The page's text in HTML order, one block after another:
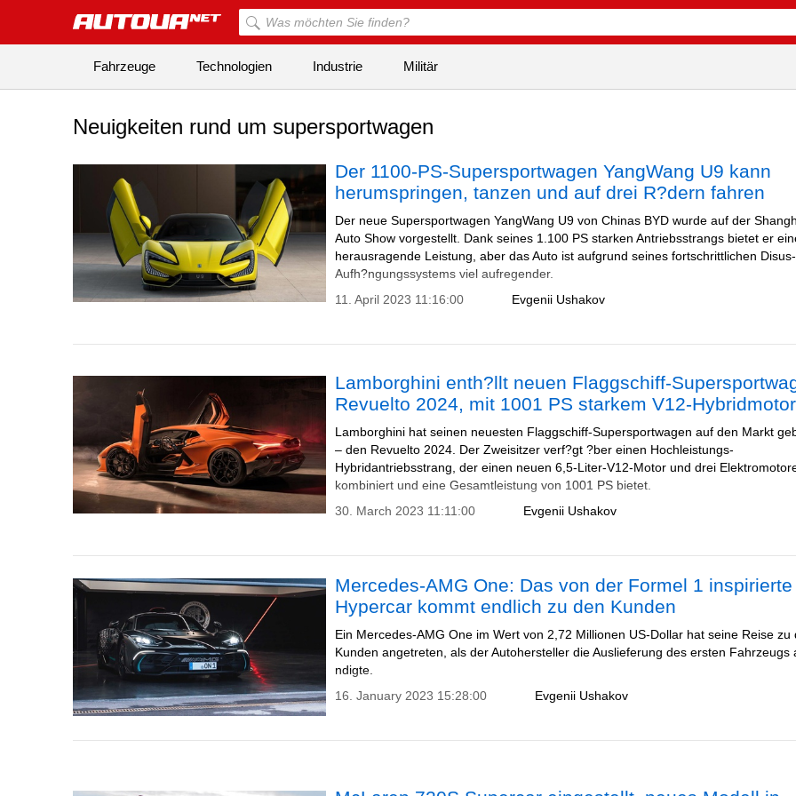
Fahrzeuge Technologien Industrie Militär
Neuigkeiten rund um supersportwagen
Der 1100-PS-Supersportwagen YangWang U9 kann
herumspringen, tanzen und auf drei R?dern fahren
Der neue Supersportwagen YangWang U9 von Chinas BYD wurde auf der
Auto Show vorgestellt. Dank seines 1.100 PS starken Antriebsstrangs bietet er
herausragende Leistung, aber das Auto ist aufgrund seines fortschrittlichen
Aufh?ngungssystems viel aufregender.
Evgenii Ushakov
11. April 2023 11:16:00
Lamborghini enth?llt neuen Flaggschiff-
Revuelto 2024, mit 1001 PS starkem V12-Hybridmotor
Lamborghini hat seinen neuesten Flaggschiff-Supersportwagen auf den Markt
– den Revuelto 2024. Der Zweisitzer verf?gt ?ber einen Hochleistungs-
Hybridantriebsstrang, der einen neuen 6,5-Liter-V12-Motor und drei
kombiniert und eine Gesamtleistung von 1001 PS bietet.
Evgenii Ushakov
30. March 2023 11:11:00
Mercedes-AMG One: Das von der Formel 1 inspirierte
Hypercar kommt endlich zu den Kunden
Ein Mercedes-AMG One im Wert von 2,72 Millionen US-Dollar hat seine Reise zu
Kunden angetreten, als der Autohersteller die Auslieferung des ersten Fahrzeugs
ndigte.
Evgenii Ushakov
16. January 2023 15:28:00